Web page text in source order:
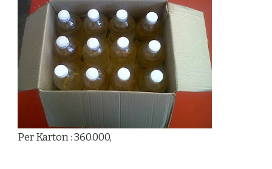
Per Karton : 360.000,